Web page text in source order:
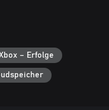
– Erfolge